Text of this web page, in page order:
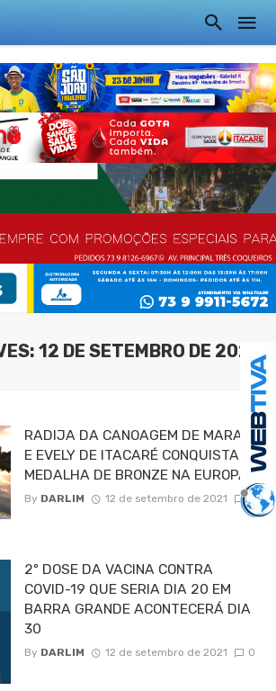
12 DE SETEMBRO DE 2021
RADIJA DA CANOAGEM DE MARAÚ
E EVELY DE ITACARÉ CONQUISTAM
MEDALHA DE BRONZE NA EUROPA
By DARLIM 12 de setembro de 2021 0
2º DOSE DA VACINA CONTRA
COVID-19 QUE SERIA DIA 20 EM
BARRA GRANDE ACONTECERÁ DIA
30
By DARLIM 12 de setembro de 2021 0